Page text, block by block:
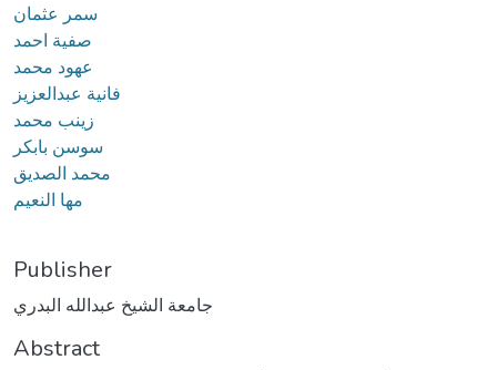
سمر عثمان
صفية احمد
عهود محمد
فانية عبدالعزيز
زينب محمد
سوسن بابكر
محمد الصديق
مها النعيم
Publisher
جامعة الشيخ عبدالله البدري
Abstract